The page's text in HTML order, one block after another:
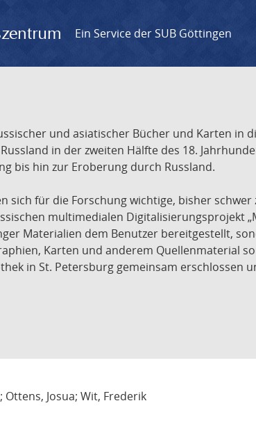
Ein Service der SUB Göttingen
und asiatischer Bücher und Karten in
in der zweiten Hälfte des 18.
bis hin zur Eroberung durch Russland.
sich für die Forschung wichtige, bisher
multimedialen Digitalisierungsprojekt
Materialien dem Benutzer bereitgestellt,
Karten und anderem Quellenmaterial
in St. Petersburg gemeinsam erschlossen
Ottens, Josua; Wit, Frederik